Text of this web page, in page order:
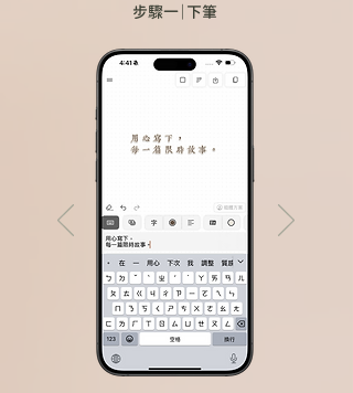
步驟一｜下筆